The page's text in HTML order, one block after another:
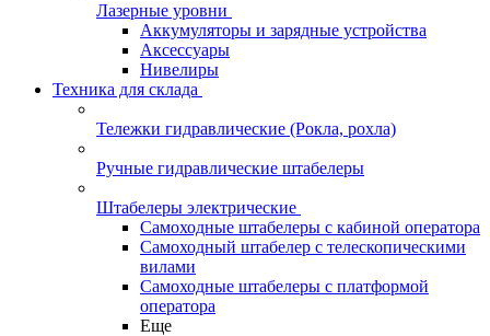
Лазерные уровни
Аккумуляторы и зарядные устройства
Аксессуары
Нивелиры
Техника для склада
Тележки гидравлические (Рокла, рохла)
Ручные гидравлические штабелеры
Штабелеры электрические
Самоходные штабелеры с кабиной оператора
Самоходный штабелер с телескопическими
вилами
Самоходные штабелеры с платформой
оператора
Еще